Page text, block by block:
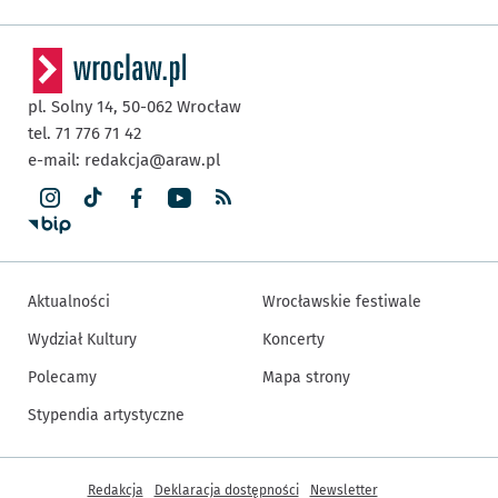
pl. Solny 14, 50-062 Wrocław
tel. 71 776 71 42
e-mail: redakcja@araw.pl
Aktualności
Wydział Kultury
Polecamy
Stypendia artystyczne
Wrocławskie festiwale
Koncerty
Mapa strony
Inne informacje
Redakcja Deklaracja dostępności Newsletter